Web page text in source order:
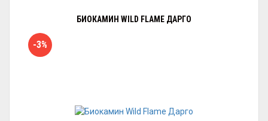
БИОКАМИН WILD FLAME ДАРГО
-3%